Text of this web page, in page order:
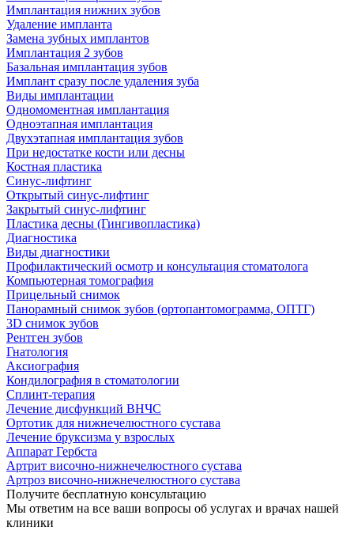
Имплантация нижних зубов
Удаление импланта
Замена зубных имплантов
Имплантация 2 зубов
Базальная имплантация зубов
Имплант сразу после удаления зуба
Виды имплантации
Одномоментная имплантация
Одноэтапная имплантация
Двухэтапная имплантация зубов
При недостатке кости или десны
Костная пластика
Синус-лифтинг
Открытый синус-лифтинг
Закрытый синус-лифтинг
Пластика десны (Гингивопластика)
Диагностика
Виды диагностики
Профилактический осмотр и консультация стоматолога
Компьютерная томография
Прицельный снимок
Панорамный снимок зубов (ортопантомограмма, ОПТГ)
3D снимок зубов
Рентген зубов
Гнатология
Аксиография
Кондилография в стоматологии
Сплинт-терапия
Лечение дисфункций ВНЧС
Ортотик для нижнечелюстного сустава
Лечение бруксизма у взрослых
Аппарат Гербста
Артрит височно-нижнечелюстного сустава
Артроз височно-нижнечелюстного сустава
Получите бесплатную консультацию
Мы ответим на все ваши вопросы об услугах и врачах нашей
клиники